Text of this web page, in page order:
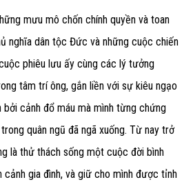
mưu mô chốn chính quyền và toan
nghĩa dân tộc Đức và những cuộc chiến
phiêu lưu ấy cùng các lý tưởng
tâm trí ông, gắn liền với sự kiêu ngạo
bởi cảnh đổ máu mà mình từng chứng
quân ngũ đã ngã xuống. Từ nay trở
là thử thách sống một cuộc đời bình
gia đình, và giữ cho mình được tỉnh